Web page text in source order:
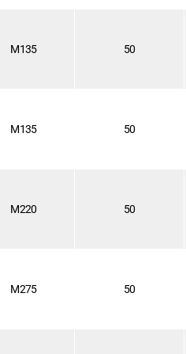
M135 50
M135 50
M220 50
M275 50